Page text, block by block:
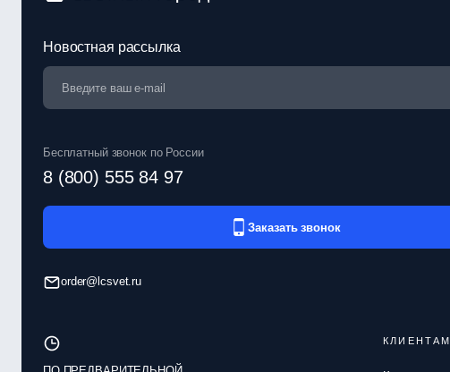
Новостная рассылка
Бесплатный звонок по России
8 (800) 555 84 97
Заказать звонок
order@lcsvet.ru
КЛИЕНТАМ